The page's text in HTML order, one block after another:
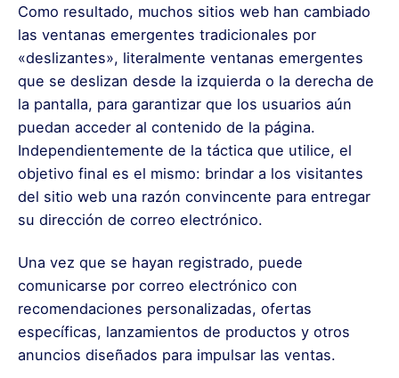
Como resultado, muchos sitios web han cambiado
las ventanas emergentes tradicionales por
«deslizantes», literalmente ventanas emergentes
que se deslizan desde la izquierda o la derecha de
la pantalla, para garantizar que los usuarios aún
puedan acceder al contenido de la página.
Independientemente de la táctica que utilice, el
objetivo final es el mismo: brindar a los visitantes
del sitio web una razón convincente para entregar
su dirección de correo electrónico.
Una vez que se hayan registrado, puede
comunicarse por correo electrónico con
recomendaciones personalizadas, ofertas
específicas, lanzamientos de productos y otros
anuncios diseñados para impulsar las ventas.